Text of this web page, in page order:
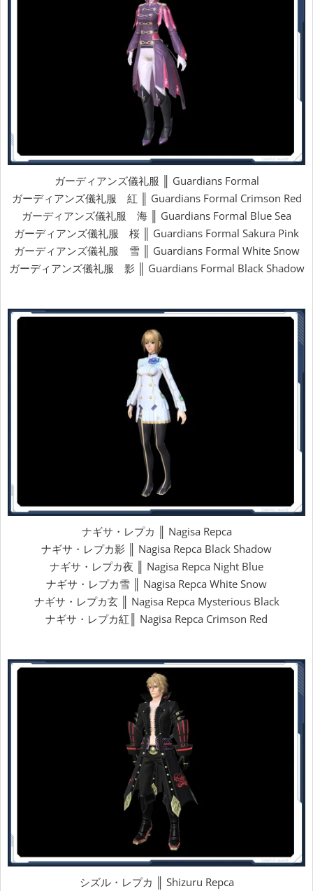
ガーディアンズ儀礼服 ║ Guardians Formal
ガーディアンズ儀礼服 紅 ║ Guardians Formal Crimson Red
ガーディアンズ儀礼服 海 ║ Guardians Formal Blue Sea
ガーディアンズ儀礼服 桜 ║ Guardians Formal Sakura Pink
ガーディアンズ儀礼服 雪 ║ Guardians Formal White Snow
ガーディアンズ儀礼服 影 ║ Guardians Formal Black Shadow
ナギサ・レプカ ║ Nagisa Repca
ナギサ・レプカ影 ║ Nagisa Repca Black Shadow
ナギサ・レプカ夜 ║ Nagisa Repca Night Blue
ナギサ・レプカ雪 ║ Nagisa Repca White Snow
ナギサ・レプカ玄 ║ Nagisa Repca Mysterious Black
ナギサ・レプカ紅║ Nagisa Repca Crimson Red
シズル・レプカ ║ Shizuru Repca